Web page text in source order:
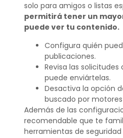
solo para amigos o listas
permitirá tener un
puede ver tu contenido.
Configura quién
publicaciones.
Revisa las
puede enviártelas.
Desactiva la opción
buscado por
Además de las
recomendable que te
herramientas de